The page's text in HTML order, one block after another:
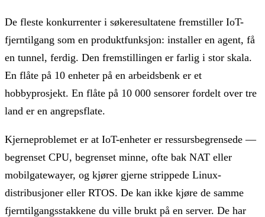
De fleste konkurrenter i søkeresultatene fremstiller IoT-
fjerntilgang som en produktfunksjon: installer en agent, få
en tunnel, ferdig. Den fremstillingen er farlig i stor skala.
En flåte på 10 enheter på en arbeidsbenk er et
hobbyprosjekt. En flåte på 10 000 sensorer fordelt over tre
land er en angrepsflate.
Kjerneproblemet er at IoT-enheter er ressursbegrensede —
begrenset CPU, begrenset minne, ofte bak NAT eller
mobilgatewayer, og kjører gjerne strippede Linux-
distribusjoner eller RTOS. De kan ikke kjøre de samme
fjerntilgangsstakkene du ville brukt på en server. De har